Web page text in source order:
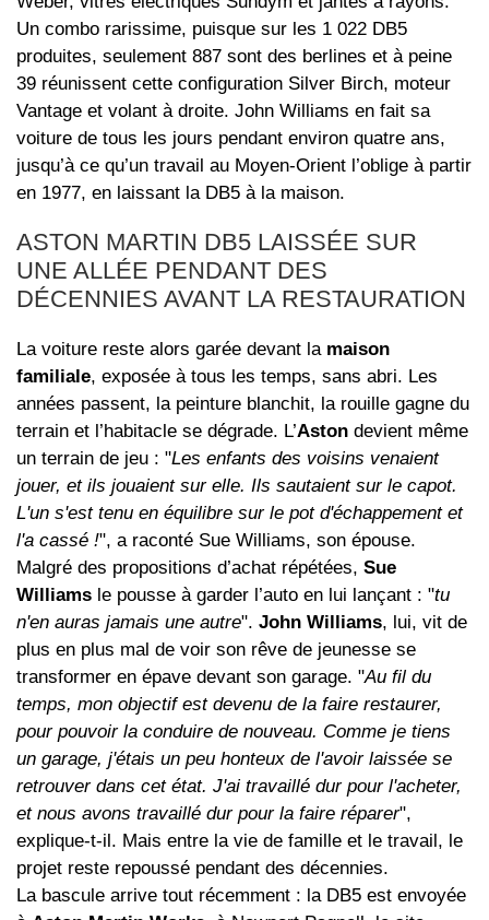
Un combo rarissime, puisque sur les 1 022 DB5
produites, seulement 887 sont des berlines et à peine
39 réunissent cette configuration Silver Birch, moteur
Vantage et volant à droite. John Williams en fait sa
voiture de tous les jours pendant environ quatre ans,
jusqu’à ce qu’un travail au Moyen-Orient l’oblige à partir
en 1977, en laissant la DB5 à la maison.
ASTON MARTIN DB5 LAISSÉE SUR
UNE ALLÉE PENDANT DES
DÉCENNIES AVANT LA RESTAURATION
La voiture reste alors garée devant la maison
familiale, exposée à tous les temps, sans abri. Les
années passent, la peinture blanchit, la rouille gagne du
terrain et l’habitacle se dégrade. L’Aston devient même
un terrain de jeu : "Les enfants des voisins venaient
jouer, et ils jouaient sur elle. Ils sautaient sur le capot.
L'un s'est tenu en équilibre sur le pot d'échappement et
l'a cassé !", a raconté Sue Williams, son épouse.
Malgré des propositions d’achat répétées, Sue
Williams le pousse à garder l’auto en lui lançant : "tu
n'en auras jamais une autre". John Williams, lui, vit de
plus en plus mal de voir son rêve de jeunesse se
transformer en épave devant son garage. "Au fil du
temps, mon objectif est devenu de la faire restaurer,
pour pouvoir la conduire de nouveau. Comme je tiens
un garage, j'étais un peu honteux de l'avoir laissée se
retrouver dans cet état. J'ai travaillé dur pour l'acheter,
et nous avons travaillé dur pour la faire réparer",
explique-t-il. Mais entre la vie de famille et le travail, le
projet reste repoussé pendant des décennies.
La bascule arrive tout récemment : la DB5 est envoyée